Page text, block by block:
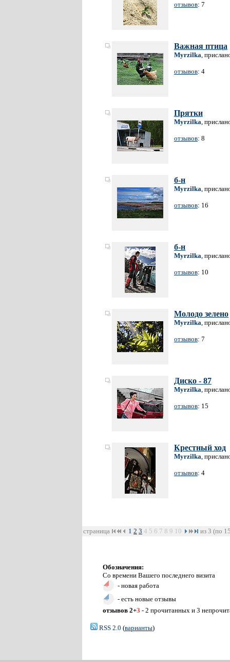
отзывов: 7
Важная птица
Myrzilka,
отзывов: 4
Прятки
Myrzilka,
отзывов: 8
б-н
Myrzilka,
отзывов: 16
б-н
Myrzilka,
отзывов: 10
Молодо зелено
Myrzilka,
отзывов: 7
Диско - 87
Myrzilka,
отзывов: 15
Крестный ход
Myrzilka,
отзывов: 4
страница 1 2 3 4 5 6 7 8 9 10 из 3 (по
Обозначения:
Со времени Вашего последнего визита
- новая работа
- есть новые отзывы
отзывов 2+3 - 2 прочитанных и 3
RSS 2.0 (варианты)